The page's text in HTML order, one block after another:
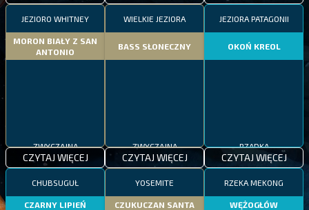
JEZIORO WHITNEY
MORON BIAŁY Z SAN
ANTONIO
ZWYCZAJNA
CZYTAJ WIĘCEJ
WIELKIE JEZIORA
BASS SŁONECZNY
ZWYCZAJNA
CZYTAJ WIĘCEJ
JEZIORA PATAGONII
OKOŃ KREOL
RZADKA
CZYTAJ WIĘCEJ
CHUBSUGUŁ
CZARNY LIPIEŃ
YOSEMITE
CZUKUCZAN SANTA
RZEKA MEKONG
WĘŻOGŁÓW